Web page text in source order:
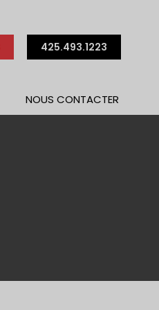
425.493.1223
NOUS CONTACTER